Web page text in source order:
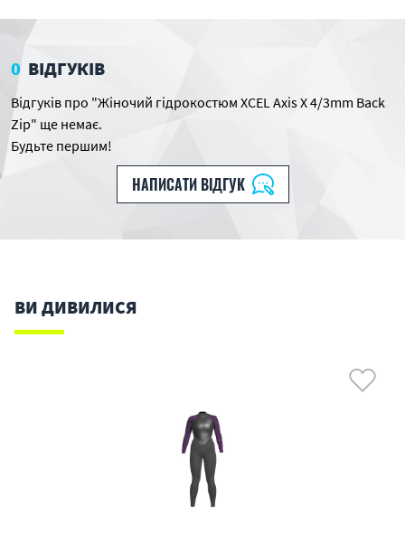
0 ВІДГУКІВ
Відгуків про "Жіночий гідрокостюм XCEL Axis X 4/3mm Back
Zip" ще немає.
Будьте першим!
НАПИСАТИ ВІДГУК
ВИ ДИВИЛИСЯ